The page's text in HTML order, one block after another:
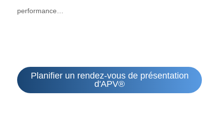
performance…
Planifier un rendez-vous de présentation
d'APV®